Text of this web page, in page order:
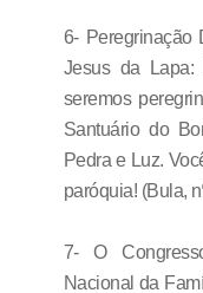
6- Peregrinação
Jesus da
seremos
Santuário do
Pedra e Luz.
paróquia! (Bula,
7- O
Nacional da